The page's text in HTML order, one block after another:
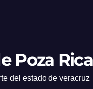
Poza Rica
del estado de veracruz